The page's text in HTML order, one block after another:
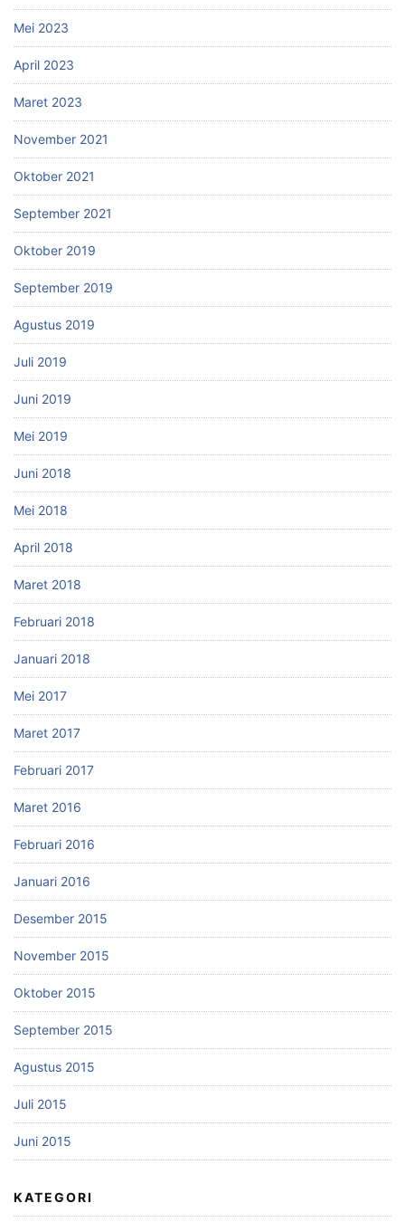
Mei 2023
April 2023
Maret 2023
November 2021
Oktober 2021
September 2021
Oktober 2019
September 2019
Agustus 2019
Juli 2019
Juni 2019
Mei 2019
Juni 2018
Mei 2018
April 2018
Maret 2018
Februari 2018
Januari 2018
Mei 2017
Maret 2017
Februari 2017
Maret 2016
Februari 2016
Januari 2016
Desember 2015
November 2015
Oktober 2015
September 2015
Agustus 2015
Juli 2015
Juni 2015
KATEGORI